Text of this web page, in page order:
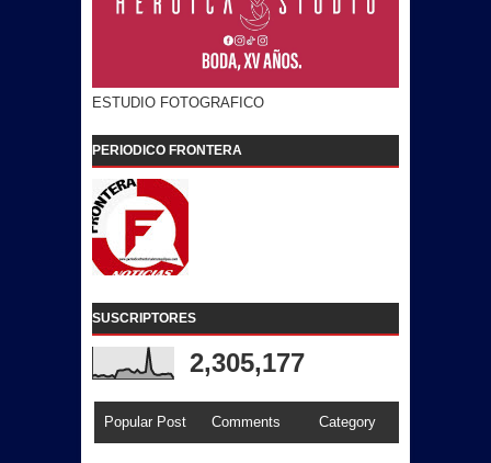
ESTUDIO FOTOGRAFICO
PERIODICO FRONTERA
SUSCRIPTORES
2,305,177
Popular Post Comments Category